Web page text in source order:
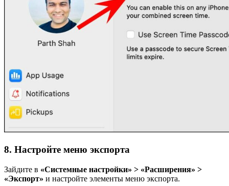
8. Настройте меню экспорта
Зайдите в «Системные настройки» > «Расширения» >
«Экспорт» и настройте элементы меню экспорта.